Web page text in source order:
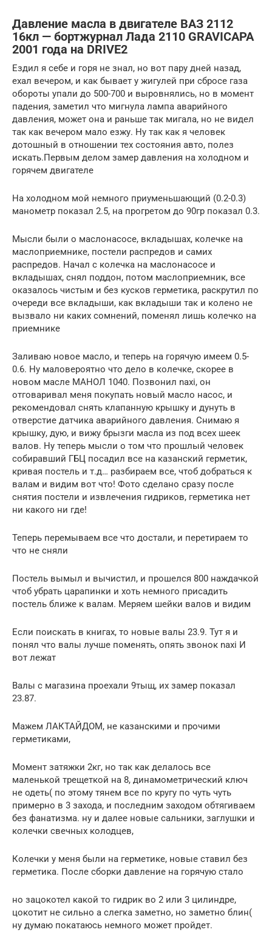
Давление масла в двигателе ВАЗ 2112
16кл — бортжурнал Лада 2110 GRAVICAPA
2001 года на DRIVE2
Ездил я себе и горя не знал, но вот пару дней назад,
ехал вечером, и как бывает у жигулей при сбросе газа
обороты упали до 500-700 и выровнялись, но в момент
падения, заметил что мигнула лампа аварийного
давления, может она и раньше так мигала, но не видел
так как вечером мало езжу. Ну так как я человек
дотошный в отношении тех состояния авто, полез
искать.Первым делом замер давления на холодном и
горячем двигателе
На холодном мой немного приуменьшающий (0.2-0.3)
манометр показал 2.5, на прогретом до 90гр показал 0.3.
Мысли были о маслонасосе, вкладышах, колечке на
маслоприемнике, постели распредов и самих
распредов. Начал с колечка на маслонасосе и
вкладышах, снял поддон, потом маслоприемник, все
оказалось чистым и без кусков герметика, раскрутил по
очереди все вкладыши, как вкладыши так и колено не
вызвало ни каких сомнений, поменял лишь колечко на
приемнике
Заливаю новое масло, и теперь на горячую имеем 0.5-
0.6. Ну маловероятно что дело в колечке, скорее в
новом масле МАНОЛ 1040. Позвонил naxi, он
отговаривал меня покупать новый масло насос, и
рекомендовал снять клапанную крышку и дунуть в
отверстие датчика аварийного давления. Снимаю я
крышку, дую, и вижу брызги масла из под всех шеек
валов. Ну теперь мысли о том что прошлый человек
собиравший ГБЦ посадил все на казанский герметик,
кривая постель и т.д… разбираем все, чтоб добраться к
валам и видим вот что! Фото сделано сразу после
снятия постели и извлечения гидриков, герметика нет
ни какого ни где!
Теперь перемываем все что достали, и перетираем то
что не сняли
Постель вымыл и вычистил, и прошелся 800 наждачкой
чтоб убрать царапинки и хоть немного присадить
постель ближе к валам. Меряем шейки валов и видим
Если поискать в книгах, то новые валы 23.9. Тут я и
понял что валы лучше поменять, опять звонок naxi И
вот лежат
Валы с магазина проехали 9тыщ, их замер показал
23.87.
Мажем ЛАКТАЙДОМ, не казанскими и прочими
герметиками,
Момент затяжки 2кг, но так как делалось все
маленькой трещеткой на 8, динамометрический ключ
не одеть( по этому тянем все по кругу по чуть чуть
примерно в 3 захода, и последним заходом обтягиваем
без фанатизма. ну и далее новые сальники, заглушки и
колечки свечных колодцев,
Колечки у меня были на герметике, новые ставил без
герметика. После сборки давление на горячую стало
но зацокотел какой то гидрик во 2 или 3 цилиндре,
цокотит не сильно а слегка заметно, но заметно блин(
ну думаю покатаюсь немного может пройдет.